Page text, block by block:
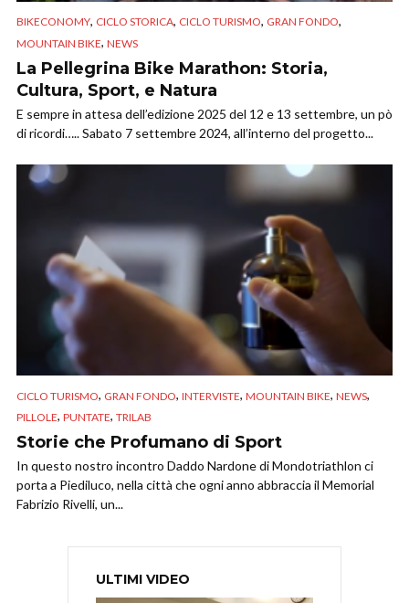
BIKECONOMY, CICLO STORICA, CICLO TURISMO, GRAN FONDO,
MOUNTAIN BIKE, NEWS
La Pellegrina Bike Marathon: Storia,
Cultura, Sport, e Natura
E sempre in attesa dell’edizione 2025 del 12 e 13 settembre, un pò
di ricordi….. Sabato 7 settembre 2024, all’interno del progetto...
CICLO TURISMO, GRAN FONDO, INTERVISTE, MOUNTAIN BIKE, NEWS,
PILLOLE, PUNTATE, TRILAB
Storie che Profumano di Sport
In questo nostro incontro Daddo Nardone di Mondotriathlon ci
porta a Piediluco, nella città che ogni anno abbraccia il Memorial
Fabrizio Rivelli, un...
ULTIMI VIDEO